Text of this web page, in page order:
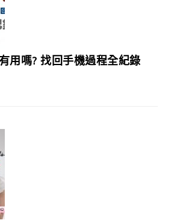
用嗎? 找回手機過程全紀錄